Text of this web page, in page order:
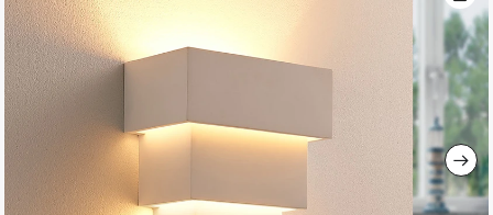
einde
van
de
afbeeldingen-
gallerij